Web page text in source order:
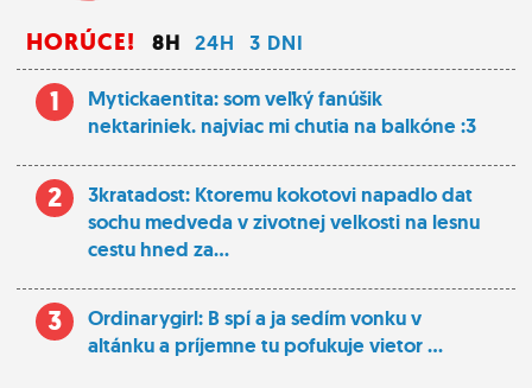
HORÚCE! 8H 24H 3 DNI
1
Mytickaentita: som veľký fanúšik
nektariniek. najviac mi chutia na balkóne :3
2
3kratadost: Ktoremu kokotovi napadlo dat
sochu medveda v zivotnej velkosti na lesnu
cestu hned za...
3
Ordinarygirl: B spí a ja sedím vonku v
altánku a príjemne tu pofukuje vietor ...